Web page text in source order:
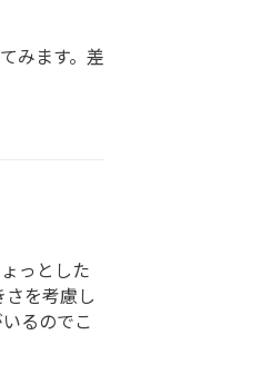
みます。差
っとした
を考慮し
るのでこ